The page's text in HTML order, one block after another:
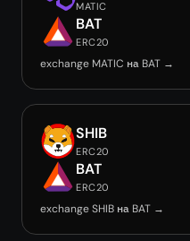
MATIC
BAT
ERC20
exchange MATIC на BAT →
SHIB
ERC20
BAT
ERC20
exchange SHIB на BAT →